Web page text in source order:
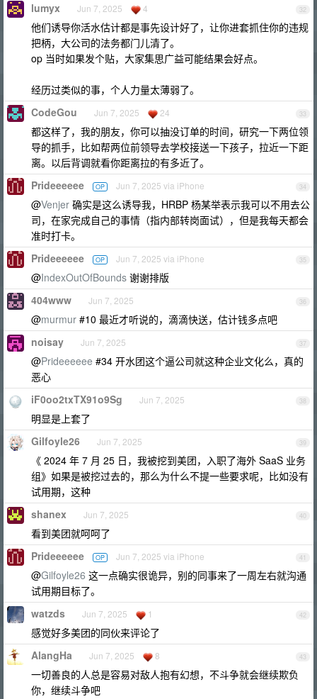
32
lumyx Jun 7, 2025 4
他们诱导你活水估计都是事先设计好了，让你进套抓住你的违规
把柄，大公司的法务都门儿清了。
op 当时如果发个贴，大家集思广益可能结果会好点。
经历过类似的事，个人力量太薄弱了。
33
CodeGou Jun 7, 2025 24
都这样了，我的朋友，你可以抽没订单的时间，研究一下两位领
导的抓手，比如帮两位前领导去学校接送一下孩子，拉近一下距
离。以后背调就看你距离拉的有多近了。
34
Prideeeeee OP Jun 7, 2025 via iPhone
@Venjer 确实是这么诱导我，HRBP 杨某举表示我可以不用去公
司，在家完成自己的事情（指内部转岗面试），但是我每天都会
准时打卡。
35
Prideeeeee OP Jun 7, 2025 via iPhone
@IndexOutOfBounds 谢谢排版
36
404www Jun 7, 2025
@murmur #10 最近才听说的，滴滴快送，估计钱多点吧
37
noisay Jun 7, 2025
@Prideeeeee #34 开水团这个逼公司就这种企业文化么，真的
恶心
38
iF0oo2txTX91o9Sg Jun 7, 2025
明显是上套了
39
Gilfoyle26 Jun 7, 2025
《 2024 年 7 月 25 日，我被挖到美团，入职了海外 SaaS 业务
组》如果是被挖过去的，那么为什么不提一些要求呢，比如没有
试用期，这种
40
shanex Jun 7, 2025
看到美团就呵呵了
41
Prideeeeee OP Jun 7, 2025 via iPhone
@Gilfoyle26 这一点确实很诡异，别的同事来了一周左右就沟通
试用期目标了。
42
watzds Jun 7, 2025 1
感觉好多美团的同伙来评论了
43
AlangHa Jun 7, 2025 8
一切善良的人总是容易对敌人抱有幻想，不斗争就会继续欺负
你，继续斗争吧